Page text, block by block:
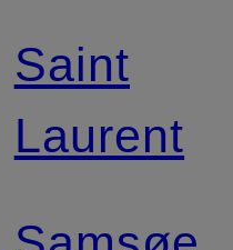
Saint
Laurent